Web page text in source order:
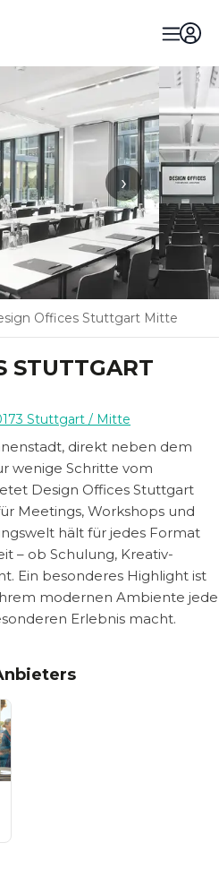
›
Offices Stuttgart Mitte
STUTTGART
Stuttgart / Mitte
direkt neben dem
wenige Schritte vom
Design Offices Stuttgart
Meetings, Workshops und
hält für jedes Format
– ob Schulung, Kreativ-
Ein besonderes Highlight ist
modernen Ambiente jede
Erlebnis macht.